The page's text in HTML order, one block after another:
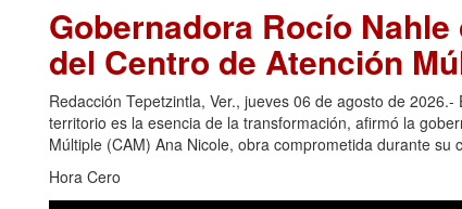
Gobernadora Rocío
del Centro de Atención
Redacción Tepetzintla, Ver., jueves 06 de agosto de
territorio es la esencia de la transformación, afirmó la
Múltiple (CAM) Ana Nicole, obra comprometida durante
Hora Cero